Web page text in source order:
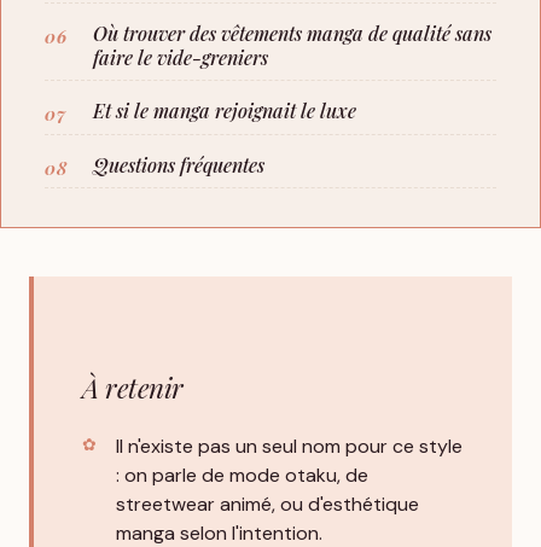
Où trouver des vêtements manga de qualité sans
faire le vide-greniers
Et si le manga rejoignait le luxe
Questions fréquentes
À retenir
Il n'existe pas un seul nom pour ce style
: on parle de mode otaku, de
streetwear animé, ou d'esthétique
manga selon l'intention.